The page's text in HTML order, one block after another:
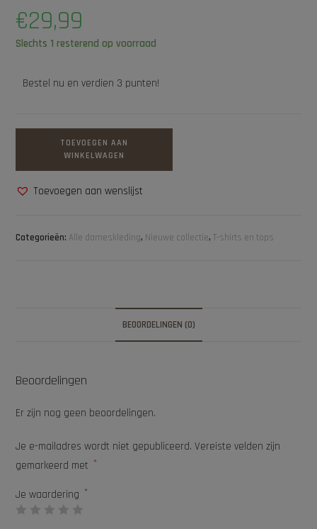
€29,99
Slechts 1 resterend op voorraad
Bestel nu en verdien 3 punten!
TOEVOEGEN AAN
WINKELWAGEN
Toevoegen aan wenslijst
Categorieën: Alle dameskleding, Nieuwe collectie,T-shirts en tops
BEOORDELINGEN (0)
Beoordelingen
Er zijn nog geen beoordelingen.
Je e-mailadres wordt niet gepubliceerd. Vereiste velden zijn
gemarkeerd met *
Je waardering *